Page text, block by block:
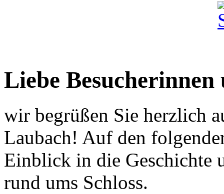
Liebe Besucherinnen
wir begrüßen Sie herzlich
Laubach! Auf den
Einblick in die Geschichte
rund ums Schloss.